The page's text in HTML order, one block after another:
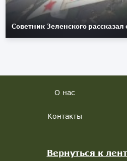
Советник Зеленского
О нас
Контакты
Вернуться к